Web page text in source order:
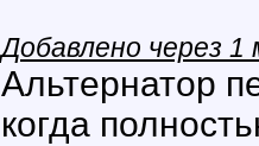
Добавлено через 1
Альтернатор
когда